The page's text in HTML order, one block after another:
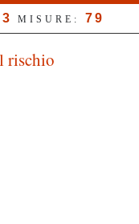
MISURE: 79
rischio